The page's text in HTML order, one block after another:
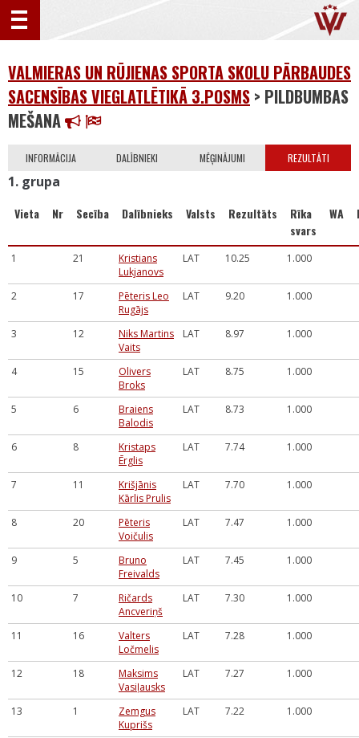
VALMIERAS UN RŪJIENAS SPORTA SKOLU PĀRBAUDES
SACENSĪBAS VIEGLATLĒTIKĀ 3.POSMS > PILDBUMBAS
MEŠANA
INFORMĀCIJA DALĪBNIEKI MĒĢINĀJUMI REZULTĀTI
1. grupa
Vieta Nr Secība Dalībnieks Valsts Rezultāts
Rīka
svars
WA
1 21
Kristians
Lukjanovs
LAT 10.25 1.000
2 17
Pēteris Leo
Rugājs
LAT 9.20 1.000
3 12
Niks Martins
Vaits
LAT 8.97 1.000
4 15
Olivers
Broks
LAT 8.75 1.000
5 6
Braiens
Balodis
LAT 8.73 1.000
6 8
Kristaps
Ērglis
LAT 7.74 1.000
7 11
Krišjānis
Kārlis Prulis
LAT 7.70 1.000
8 20
Pēteris
Voičulis
LAT 7.47 1.000
9 5
Bruno
Freivalds
LAT 7.45 1.000
10 7
Ričards
Ancveriņš
LAT 7.30 1.000
11 16
Valters
Ločmelis
LAT 7.28 1.000
12 18
Maksims
Vasiļausks
LAT 7.27 1.000
13 1
Zemgus
Kuprišs
LAT 7.22 1.000